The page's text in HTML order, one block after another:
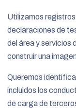
Utilizamos
declaraciones de
del área y servicios
construir una
Queremos
incluidos los
de carga de